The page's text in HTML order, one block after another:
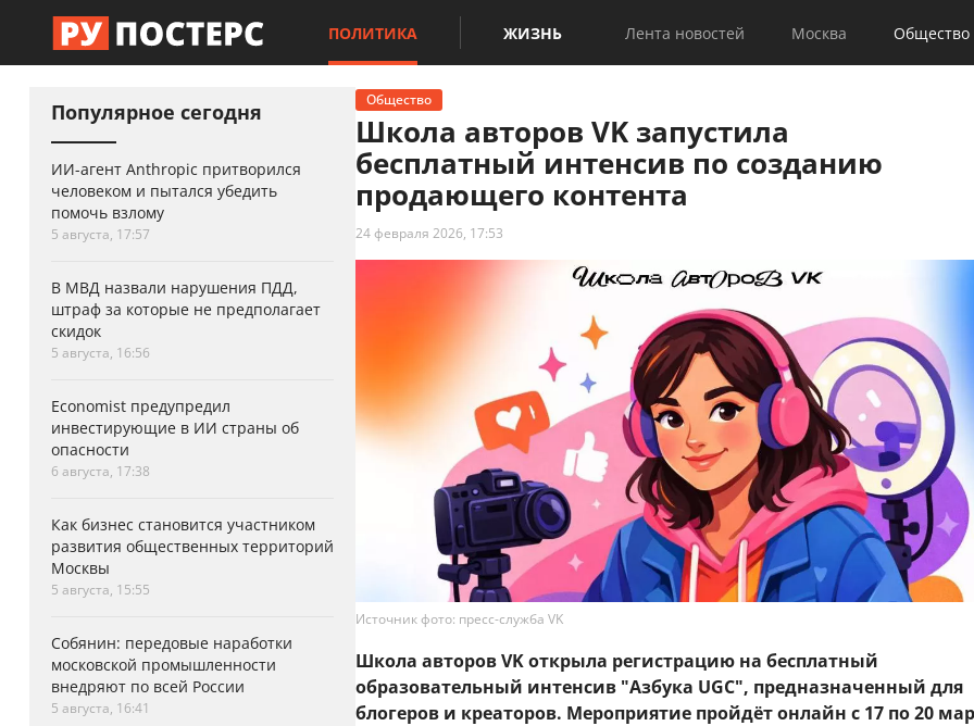
ПОЛИТИКА ЖИЗНЬ Лента новостей Москва Общество
Популярное сегодня
ИИ-агент Anthropic притворился
человеком и пытался убедить
помочь взлому
5 августа, 17:57
В МВД назвали нарушения ПДД,
штраф за которые не предполагает
скидок
5 августа, 16:56
Economist предупредил
инвестирующие в ИИ страны об
опасности
6 августа, 17:38
Как бизнес становится участником
развития общественных территорий
Москвы
5 августа, 15:55
Собянин: передовые наработки
московской промышленности
внедряют по всей России
5 августа, 16:41
Общество
Школа авторов VK запустила
бесплатный интенсив по созданию
продающего контента
24 февраля 2026, 17:53
Источник фото: пресс-служба VK
Школа авторов VK открыла регистрацию на бесплатный
образовательный интенсив "Азбука UGC", предназначенный для
блогеров и креаторов. Мероприятие пройдёт онлайн с 17 по 20